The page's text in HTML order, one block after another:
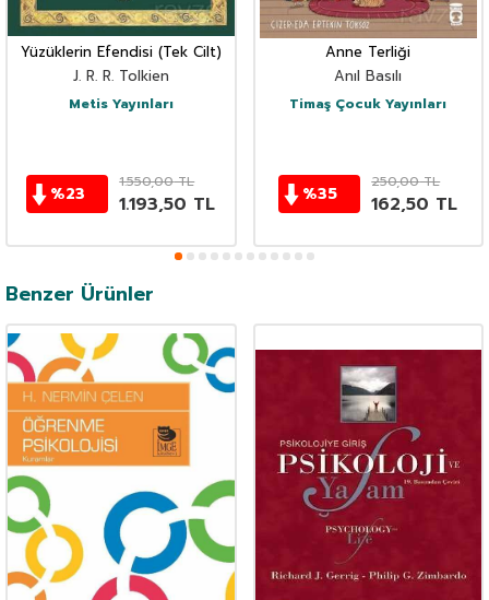
Yüzüklerin Efendisi (Tek Cilt)
J. R. R. Tolkien
Metis Yayınları
%23
1.550,00TL
1.193,50 TL
Anne Terliği
Anıl Basılı
Timaş Çocuk Yayınları
%35
250,00TL
162,50 TL
Benzer Ürünler